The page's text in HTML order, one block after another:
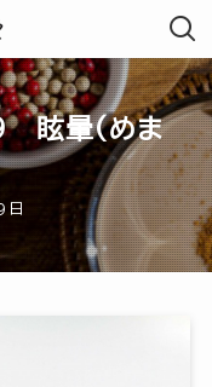
暈(めま